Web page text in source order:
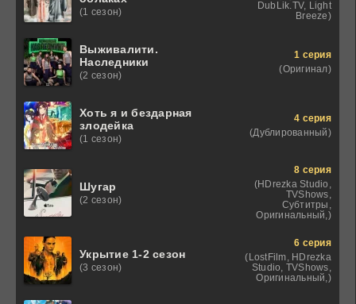
(1 сезон)
DubLik.TV, Light
Breeze)
Выживалити.
Наследники
(2 сезон)
1 серия
(Оригинал)
Хоть я и бездарная
злодейка
(1 сезон)
4 серия
(Дублированный)
Шугар
(2 сезон)
8 серия
(HDrezka Studio,
TVShows,
Субтитры,
Оригинальный,)
Укрытие 1-2 сезон
(3 сезон)
6 серия
(LostFilm, HDrezka
Studio, TVShows,
Оригинальный,)